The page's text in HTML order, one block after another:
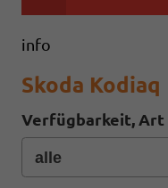
info
Skoda Kodiaq
Verfügbarkeit, Art